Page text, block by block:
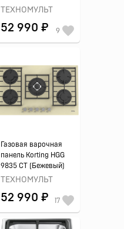
ТЕХНОМУЛЬТ
52 990 ₽ 9
Газовая варочная
панель Korting HGG
9835 CT (Бежевый)
ТЕХНОМУЛЬТ
52 990 ₽ 17